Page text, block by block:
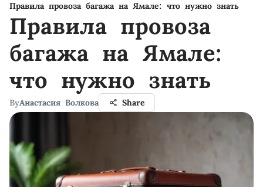
Правила провоза багажа на Ямале: что нужно знать
Правила провоза
багажа на Ямале:
что нужно знать
ByАнастасия Волкова Share